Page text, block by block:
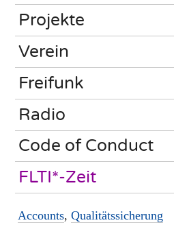
Projekte
Verein
Freifunk
Radio
Code of Conduct
FLTI*-Zeit
Accounts, Qualitätssicherung